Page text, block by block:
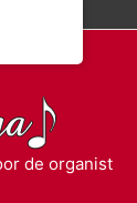
de organist